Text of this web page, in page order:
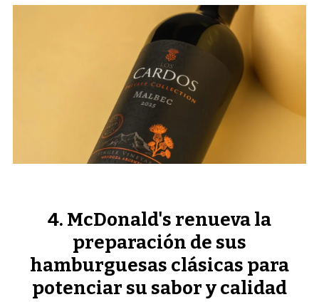
McDonald's renueva la
preparación de sus
hamburguesas clásicas para
potenciar su sabor y calidad